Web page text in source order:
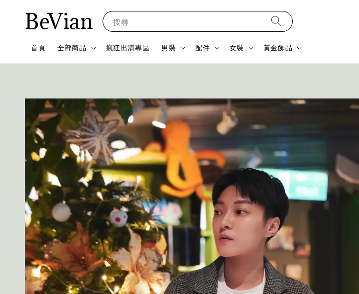
BeVian 搜尋
首頁 全部商品 瘋狂出清專區 男裝 配件 女裝 黃金飾品